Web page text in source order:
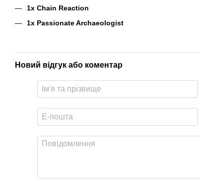
1x Chain Reaction
1x Passionate Archaeologist
Новий відгук або коментар